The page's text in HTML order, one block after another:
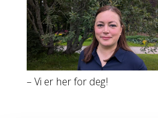
– Vi er her for deg!